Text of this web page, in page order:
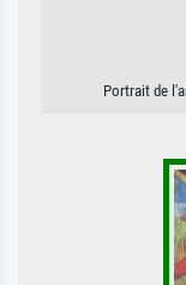
Portrait de